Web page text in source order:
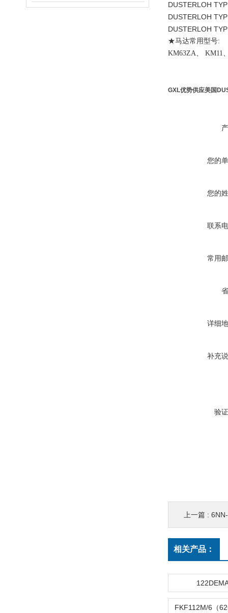
DUSTERLOH
DUSTERLOH
DUSTERLOH
★马达常用型号:
KM63ZA、 KM11
GXL优势供应美国
您的
您的
联系
常用
详细
补充
验
上一篇 : 6NN-
相关产品：